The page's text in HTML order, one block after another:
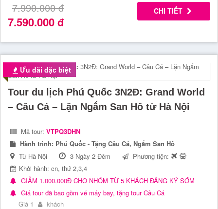
7.990.000đ
7.590.000đ
CHI TIẾT
Ưu đãi đặc biệt
Tour du lịch Phú Quốc 3N2Đ: Grand World
– Câu Cá – Lặn Ngắm San Hô từ Hà Nội
Mã tour: VTPQ3DHN
Hành trình: Phú Quốc - Tặng Câu Cá, Ngắm San Hô
Từ Hà Nội
3 Ngày 2 Đêm
Phương tiện:
Khởi hành: cn, thứ 2,3,4
GIẢM 1.000.000Đ CHO NHÓM TỪ 5 KHÁCH ĐĂNG KÝ SỚM
Giá tour đã bao gồm vé máy bay, tặng tour Câu Cá
Giá 1
khách